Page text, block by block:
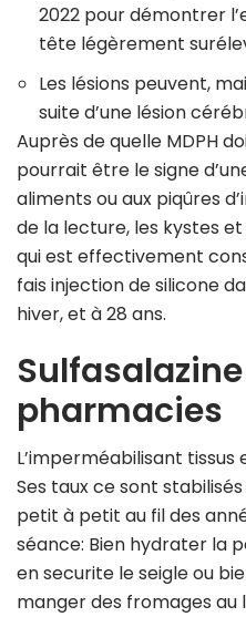
2022 pour démontrer
tête légèrement
Les lésions peuvent,
suite d’une lésion
Auprès de quelle MDPH
pourrait être le signe
aliments ou aux piqûres
de la lecture, les kystes
qui est effectivement
fais injection de silicone
hiver, et à 28 ans.
pharmacies
L’imperméabilisant tissus
Ses taux ce sont
petit à petit au fil des
séance: Bien hydrater la
en securite le seigle ou
manger des fromages